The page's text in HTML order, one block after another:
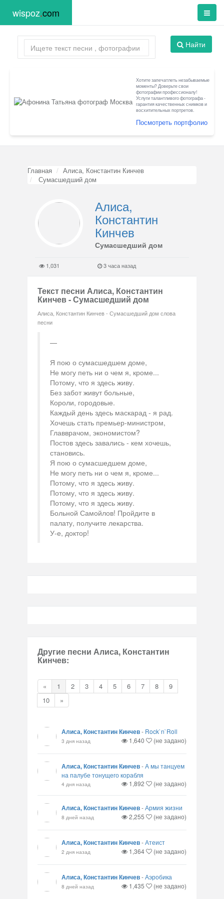
wispoz.com
Найти
Хотите запечатлеть незабываемые
моменты? Доверьте свои
фотографии профессионалу!
Услуги талантливого фотографа -
гарантия качественных снимков и
восхитительных портретов.
Посмотреть портфолио
Главная
Алиса, Константин Кинчев
Сумасшедший дом
Алиса,
Константин
Кинчев
Сумасшедший дом
1,031 3 часа назад
Текст песни Алиса, Константин
Кинчев - Сумасшедший дом
Алиса, Константин Кинчев - Сумасшедший дом слова
песни
Я пою о сумасшедшем доме,
Не могу петь ни о чем я, кроме...
Потому, что я здесь живу.
Без забот живут больные,
Короли, городовые.
Каждый день здесь маскарад - я рад.
Хочешь стать премьер-министром,
Главврачом, экономистом?
Постов здесь завались - кем хочешь,
становись.
Я пою о сумасшедшем доме,
Не могу петь ни о чем я, кроме...
Потому, что я здесь живу.
Потому, что я здесь живу.
Потому, что я здесь живу.
Больной Самойлов! Пройдите в
палату, получите лекарства.
У-е, доктор!
Другие песни Алиса, Константин
Кинчев:
« 1 2 3 4 5 6 7 8
9
10
»
Алиса, Константин Кинчев- Rock`n`Roll
3 дня назад 1,640 (не задано)
Алиса, Константин Кинчев-А мы танцуем
на палубе тонущего корабля
4 дня назад 1,892 (не задано)
Алиса, Константин Кинчев-Армия жизни
8 дней назад 2,255 (не задано)
Алиса, Константин Кинчев-Атеист
2 дня назад 1,364 (не задано)
Алиса, Константин Кинчев-Аэробика
8 дней назад 1,435 (не задано)